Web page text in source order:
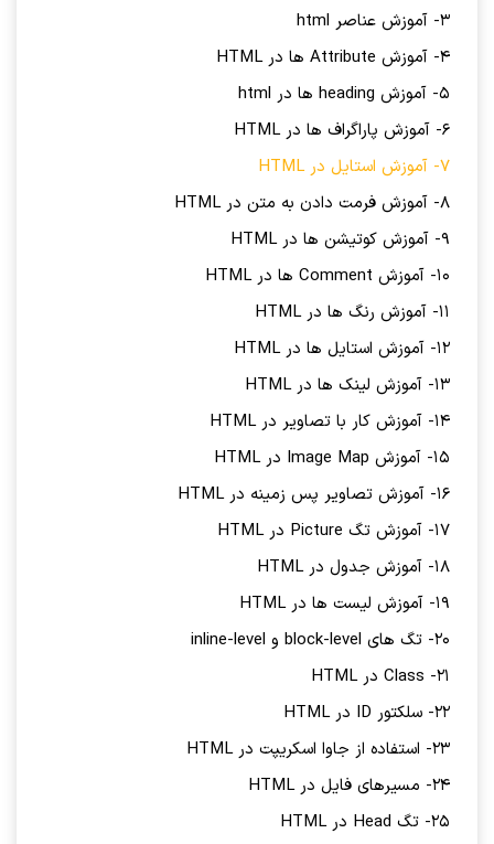
3- آموزش عناصر html
4- آموزش Attribute ها در HTML
5- آموزش heading ها در html
6- آموزش پاراگراف ها در HTML
7- آموزش استایل در HTML
8- آموزش فرمت دادن به متن در HTML
9- آموزش کوتیشن ها در HTML
10- آموزش Comment ها در HTML
11- آموزش رنگ ها در HTML
12- آموزش استایل ها در HTML
13- آموزش لینک ها در HTML
14- آموزش کار با تصاویر در HTML
15- آموزش Image Map در HTML
16- آموزش تصاویر پس زمینه در HTML
17- آموزش تگ Picture در HTML
18- آموزش جدول در HTML
19- آموزش لیست ها در HTML
20- تگ های block-level و inline-level
21- Class در HTML
22- سلکتور ID در HTML
23- استفاده از جاوا اسکریپت در HTML
24- مسیرهای فایل در HTML
25- تگ Head در HTML